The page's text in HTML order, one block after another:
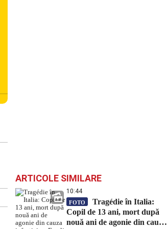
ARTICOLE SIMILARE
10:44
FOTO
Tragédie în Italia:
Copil de 13 ani, mort după
nouă ani de agonie din cauza